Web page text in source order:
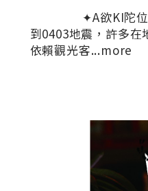
✦A欲KI陀位，花
到0403地震，許多
依賴觀光客...more